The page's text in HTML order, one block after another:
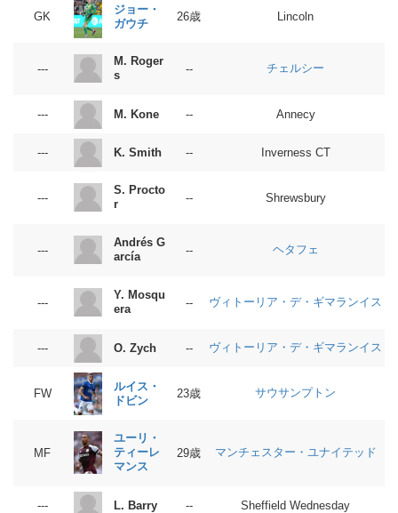
GK
ジョー・
ガウチ
26歳 Lincoln
---
M. Roger
s
-- チェルシー
--- M. Kone -- Annecy
--- K. Smith -- Inverness CT
---
S. Procto
r
-- Shrewsbury
---
Andrés G
arcía
-- ヘタフェ
---
Y. Mosqu
era
-- ヴィトーリア・デ・ギマランイス
--- O. Zych -- ヴィトーリア・デ・ギマランイス
FW
ルイス・
ドビン
23歳 サウサンプトン
MF
ユーリ・
ティーレ
マンス
29歳 マンチェスター・ユナイテッド
--- L. Barry -- Sheffield Wednesday